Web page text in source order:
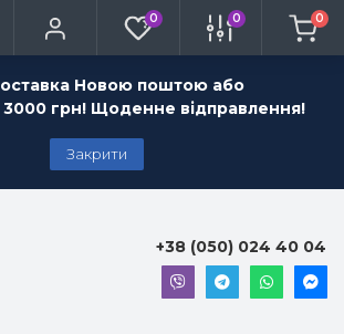
Новою поштою або
грн! Щоденне відправлення!
Закрити
0 0 0
+38 (050) 024 40 04